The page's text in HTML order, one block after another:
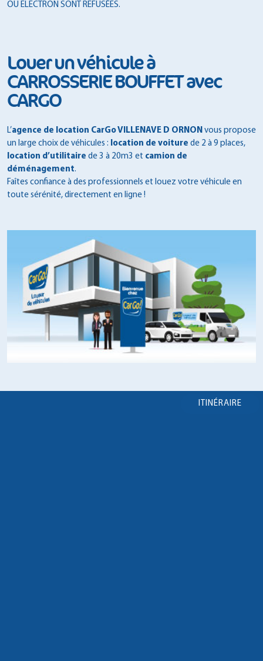
OU ELECTRON SONT REFUSÉES.
Louer un véhicule à
CARROSSERIE BOUFFET avec
CARGO
L’agence de location CarGo VILLENAVE D ORNON vous propose
un large choix de véhicules : location de voiture de 2 à 9 places,
location d’utilitaire de 3 à 20m3 et camion de
déménagement.
Faîtes confiance à des professionnels et louez votre véhicule en
toute sérénité, directement en ligne !
ITINÉRAIRE